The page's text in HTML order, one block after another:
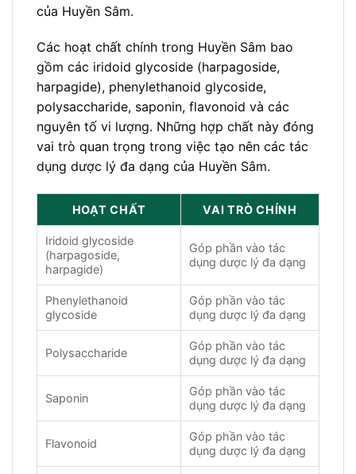
của Huyền Sâm.
Các hoạt chất chính trong Huyền Sâm bao
gồm các iridoid glycoside (harpagoside,
harpagide), phenylethanoid glycoside,
polysaccharide, saponin, flavonoid và các
nguyên tố vi lượng. Những hợp chất này đóng
vai trò quan trọng trong việc tạo nên các tác
dụng dược lý đa dạng của Huyền Sâm.
HOẠT CHẤT VAI TRÒ CHÍNH
Iridoid glycoside
(harpagoside,
harpagide)
Góp phần vào tác
dụng dược lý đa dạng
Phenylethanoid
glycoside
Góp phần vào tác
dụng dược lý đa dạng
Polysaccharide
Góp phần vào tác
dụng dược lý đa dạng
Saponin
Góp phần vào tác
dụng dược lý đa dạng
Flavonoid
Góp phần vào tác
dụng dược lý đa dạng